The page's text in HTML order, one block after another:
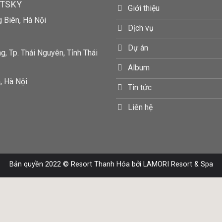
Biên, Hà Nội
Tp. Thái Nguyên, Tỉnh Thái
Hà Nội
Giới thiệu
Dịch vụ
Dự án
Album
Tin tức
Liên hệ
Bản quyền 2022 © Resort Thanh Hóabởi LAMORI Resort & Spa